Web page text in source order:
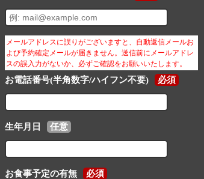
メールアドレスに誤りがございますと、自動返信メールお
よび予約確定メールが届きません。送信前にメールアドレ
スの誤入力がないか、必ずご確認をお願いいたします。
お電話番号(半角数字/ハイフン不要) 必須
生年月日 任意
お食事予定の有無 必須